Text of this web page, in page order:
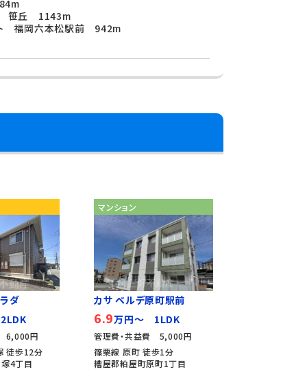
笹丘 1143m
ト 福岡六本松駅前 942m
ダ
6,000円
徒歩12分
4丁目
マンション
カサ ベルデ原町駅前
6.9万円～ 1LDK
管理費・共益費 5,000円
篠栗線 原町 徒歩1分
糟屋郡粕屋町原町1丁目